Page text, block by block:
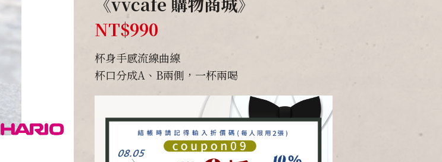
NT$990
杯身手感流線曲線
杯口分成A、B兩側，一杯兩喝